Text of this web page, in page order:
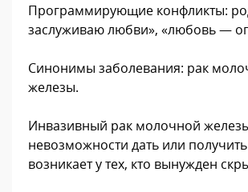
Программирующие конфликты:
заслуживаю любви», «любовь —
Синонимы заболевания: рак
железы.
Инвазивный рак молочной
невозможности дать или
возникает у тех, кто вынужден